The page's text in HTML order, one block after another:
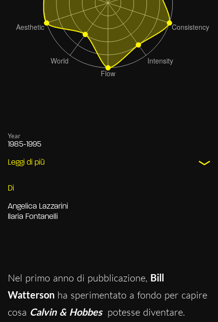
Year
1985-1995
Leggi di più
Di
Angelica Lazzarini
Ilaria Fontanelli
Nel primo anno di pubblicazione, Bill
Watterson ha sperimentato a fondo per capire
cosa Calvin & Hobbes potesse diventare.